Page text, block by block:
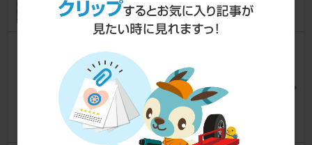
eKワゴン [H82W]
わらしべ長者協会さん